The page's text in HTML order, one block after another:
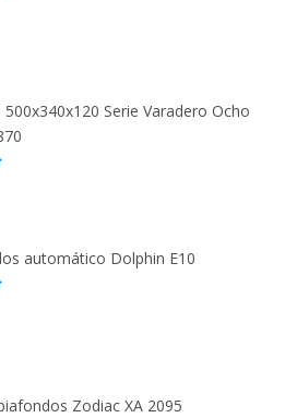
500x340x120 Serie Varadero Ocho
automático Dolphin E10
Zodiac XA 2095